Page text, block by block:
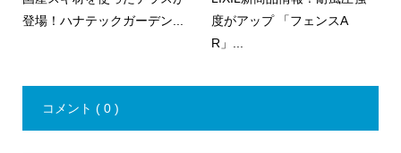
登場！ハナテックガーデン...
度がアップ 「フェンスA
R」...
コメント ( 0 )